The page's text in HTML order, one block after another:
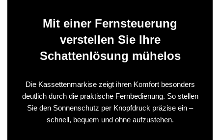
Mit einer Fernsteuerung
verstellen Sie Ihre
Schattenlösung mühelos
Die Kassettenmarkise zeigt ihren Komfort besonders
deutlich durch die praktische Fernbedienung. So stellen
Sie den Sonnenschutz per Knopfdruck präzise ein –
schnell, bequem und ohne aufzustehen.